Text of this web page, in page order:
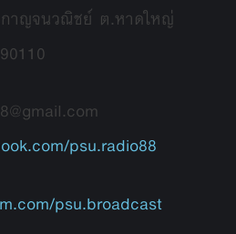
าญจนวณิชย์ ต.หาดใหญ่
psu.radio88
psu.broadcast